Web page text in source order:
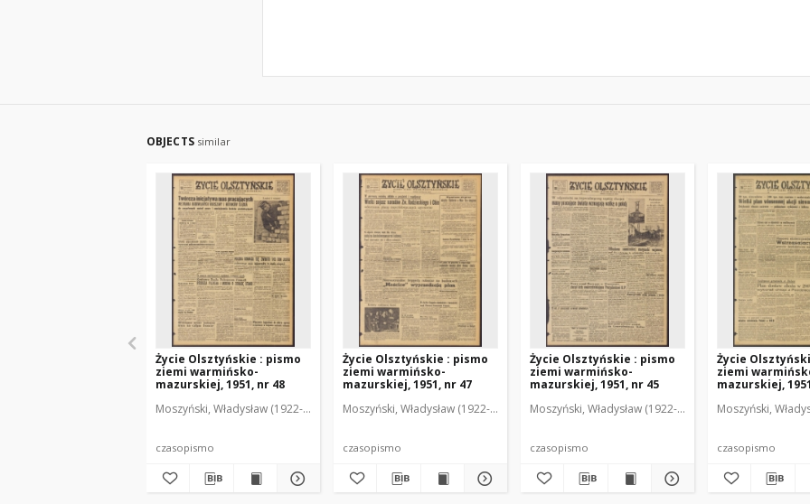
OBJECTS similar
Życie Olsztyńskie : pismo
ziemi warmińsko-
mazurskiej, 1951, nr 48
Moszyński, Władysław (1922-2001). Red. Mroczkowski, Włodzimierz (1902-1971). Red. Osiecki, Andrzej. Red.
czasopismo
Życie Olsztyńskie : pismo
ziemi warmińsko-
mazurskiej, 1951, nr 47
Moszyński, Władysław (1922-2001). Red. Mroczkowski, Włodzimierz (1902-1971). Red.
czasopismo
Życie Olsztyńskie : pismo
ziemi warmińsko-
mazurskiej, 1951, nr 45
Moszyński, Władysław (1922-2001). Red. Mroczkowski,
czasopismo
Życie
ziemi
mazurskiej,
Moszyński,
czasopismo